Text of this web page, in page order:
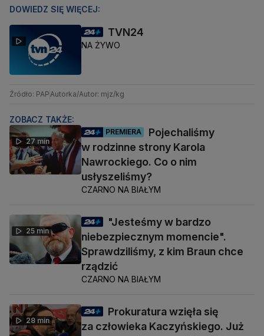
DOWIEDZ SIĘ WIĘCEJ:
TVN24
NA ŻYWO
Źródło: PAP Autorka/Autor: mjz/kg
ZOBACZ TAKŻE:
27 min
PREMIERA
Pojechaliśmy
w rodzinne strony Karola
Nawrockiego. Co o nim
usłyszeliśmy?
CZARNO NA BIAŁYM
25 min
"Jesteśmy w bardzo
niebezpiecznym momencie".
Sprawdziliśmy, z kim Braun chce
rządzić
CZARNO NA BIAŁYM
28 min
Prokuratura wzięła się
za człowieka Kaczyńskiego. Już